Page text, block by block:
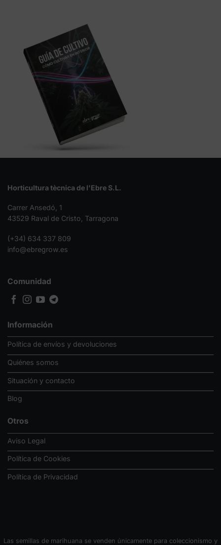
Horticultura tècnica de l'Ebre S.L.
Carrer Ansedó, 1
43529 Raval de Cristo, Tarragona
(+34) 634 337 809
info@ebregrow.es
Información
Política de envíos y devoluciones
Quiénes somos
Situación y contacto
Blog
Otros
Aviso Legal
Política de Cookies
Política de Privacidad
Comunidad
Las semillas de marihuana se venden únicamente para coleccionismo y